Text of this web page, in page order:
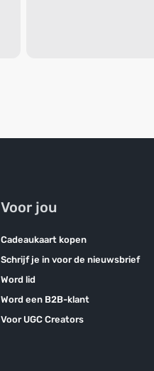
Voor jou
Cadeaukaart kopen
Schrijf je in voor de nieuwsbrief
Word lid
Word een B2B-klant
Voor UGC Creators